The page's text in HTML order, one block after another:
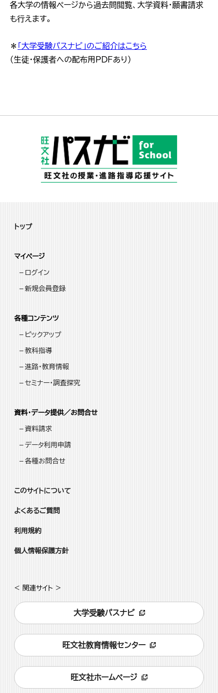
各大学の情報ページから過去問閲覧、大学資料・願書請求
も行えます。
＊
「大学受験パスナビ」のご紹介はこちら
（生徒・保護者への配布用PDFあり）
トップ
マイページ
ログイン
新規会員登録
各種コンテンツ
ピックアップ
教科指導
進路・教育情報
セミナー・調査探究
資料・データ提供／お問合せ
資料請求
データ利用申請
各種お問合せ
このサイトについて
よくあるご質問
利用規約
個人情報保護方針
< 関連サイト >
大学受験パスナビ
旺文社教育情報センター
旺文社ホームページ